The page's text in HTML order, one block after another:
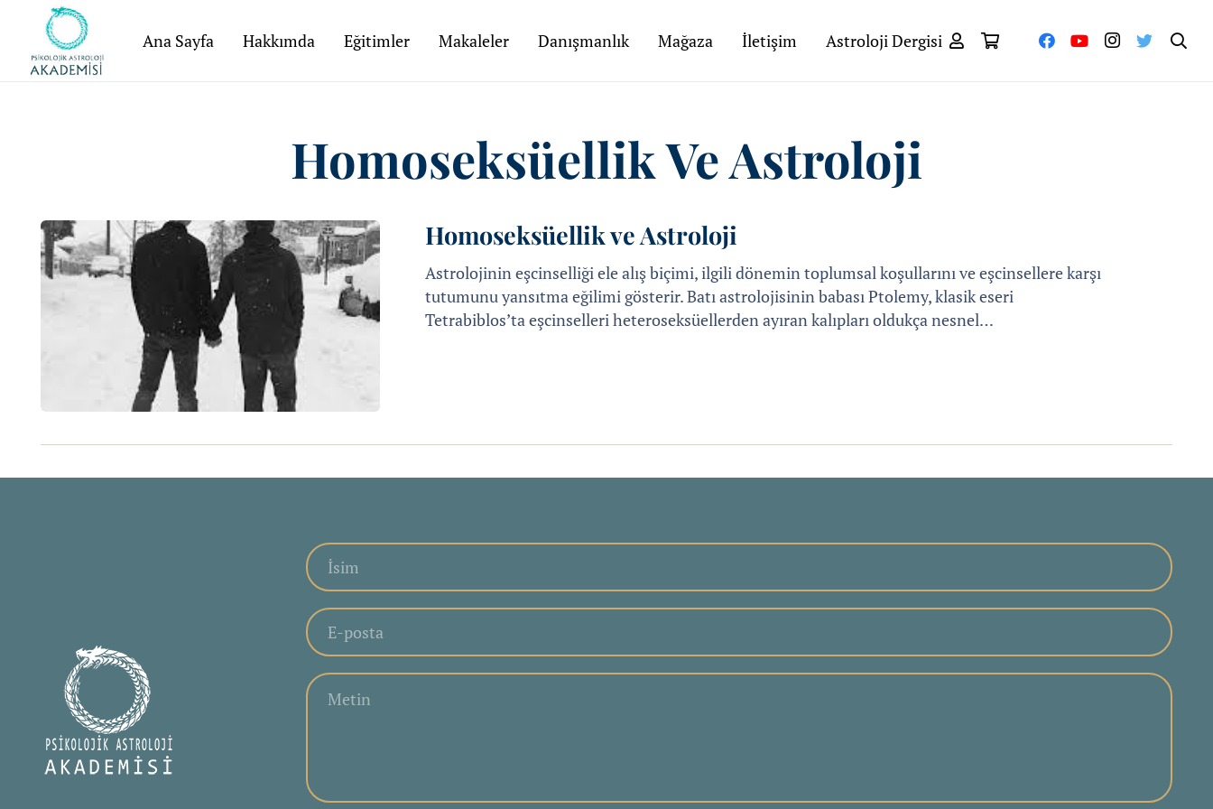
Ana Sayfa Hakkımda Eğitimler Makaleler Danışmanlık Mağaza İletişim Astroloji Dergisi
Homoseksüellik Ve Astroloji
Homoseksüellik ve Astroloji
Astrolojinin eşcinselliği ele alış biçimi, ilgili dönemin toplumsal koşullarını ve eşcinsellere karşı
tutumunu yansıtma eğilimi gösterir. Batı astrolojisinin babası Ptolemy, klasik eseri
Tetrabiblos’ta eşcinselleri heteroseksüellerden ayıran kalıpları oldukça nesnel…